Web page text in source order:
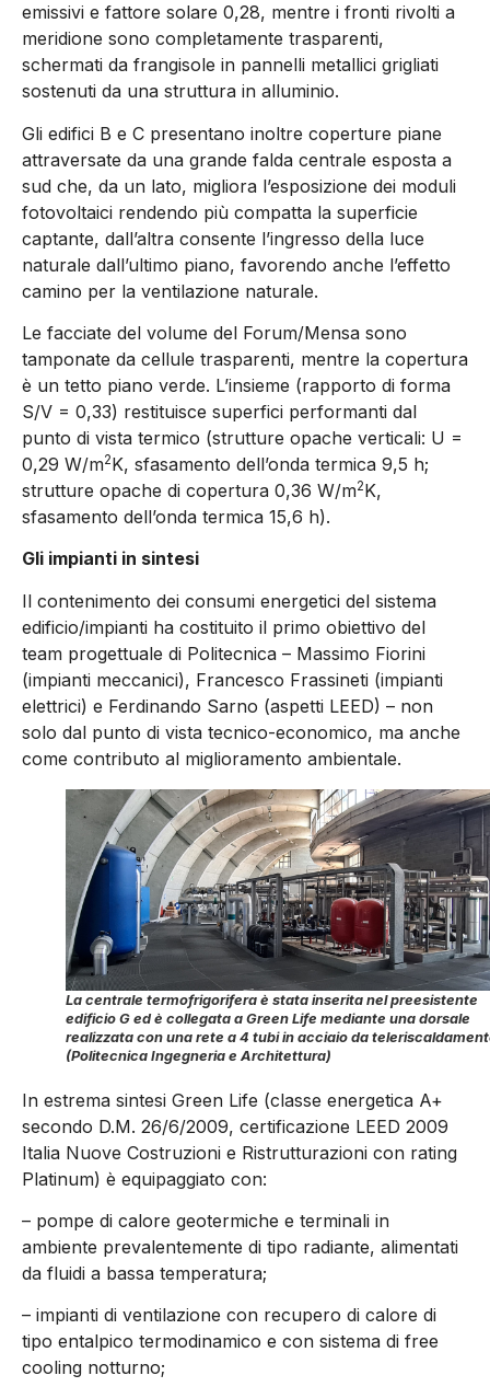
emissivi e fattore solare 0,28, mentre i fronti rivolti a
meridione sono completamente trasparenti,
schermati da frangisole in pannelli metallici grigliati
sostenuti da una struttura in alluminio.
Gli edifici B e C presentano inoltre coperture piane
attraversate da una grande falda centrale esposta a
sud che, da un lato, migliora l’esposizione dei moduli
fotovoltaici rendendo più compatta la superficie
captante, dall’altra consente l’ingresso della luce
naturale dall’ultimo piano, favorendo anche l’effetto
camino per la ventilazione naturale.
Le facciate del volume del Forum/Mensa sono
tamponate da cellule trasparenti, mentre la copertura
è un tetto piano verde. L’insieme (rapporto di forma
S/V = 0,33) restituisce superfici performanti dal
punto di vista termico (strutture opache verticali: U =
0,29 W/m2K, sfasamento dell’onda termica 9,5 h;
strutture opache di copertura 0,36 W/m2K,
sfasamento dell’onda termica 15,6 h).
Gli impianti in sintesi
Il contenimento dei consumi energetici del sistema
edificio/impianti ha costituito il primo obiettivo del
team progettuale di Politecnica – Massimo Fiorini
(impianti meccanici), Francesco Frassineti (impianti
elettrici) e Ferdinando Sarno (aspetti LEED) – non
solo dal punto di vista tecnico-economico, ma anche
come contributo al miglioramento ambientale.
La centrale termofrigorifera è stata inserita nel preesistente
edificio G ed è collegata a Green Life mediante una dorsale
realizzata con una rete a 4 tubi in acciaio da
(Politecnica Ingegneria e Architettura)
In estrema sintesi Green Life (classe energetica A+
secondo D.M. 26/6/2009, certificazione LEED 2009
Italia Nuove Costruzioni e Ristrutturazioni con rating
Platinum) è equipaggiato con:
– pompe di calore geotermiche e terminali in
ambiente prevalentemente di tipo radiante, alimentati
da fluidi a bassa temperatura;
– impianti di ventilazione con recupero di calore di
tipo entalpico termodinamico e con sistema di free
cooling notturno;